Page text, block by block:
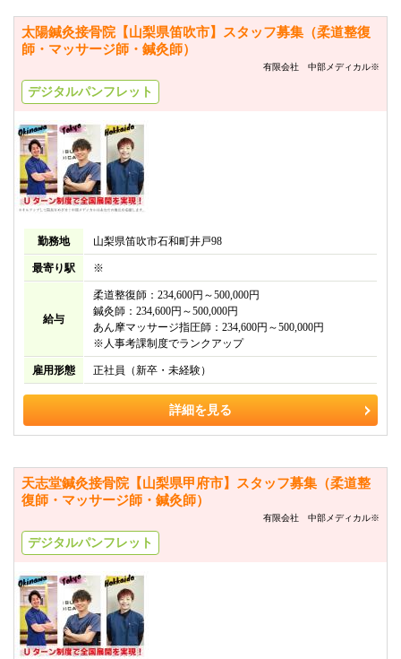
太陽鍼灸接骨院【山梨県笛吹市】スタッフ募集（柔道整復
師・マッサージ師・鍼灸師）
有限会社 中部メディカル※
デジタルパンフレット
詳細を見る
勤務地 山梨県笛吹市石和町井戸98
最寄り駅 ※
給与
柔道整復師：234,600円～500,000円
鍼灸師：234,600円～500,000円
あん摩マッサージ指圧師：234,600円～500,000円
※人事考課制度でランクアップ
雇用形態 正社員（新卒・未経験）
天志堂鍼灸接骨院【山梨県甲府市】スタッフ募集（柔道整
復師・マッサージ師・鍼灸師）
有限会社 中部メディカル※
デジタルパンフレット